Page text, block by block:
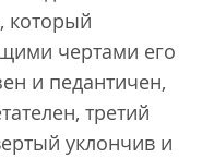
который
чертами его
и педантичен,
третий
уклончив и